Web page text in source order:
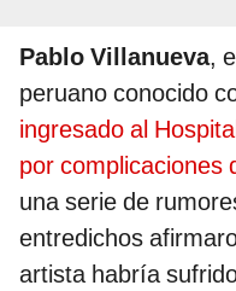
Pablo Villanueva,
peruano conocido
ingresado al
por complicaciones
una serie de
entredichos
artista habría